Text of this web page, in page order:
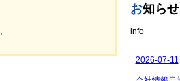
お知らせ
info